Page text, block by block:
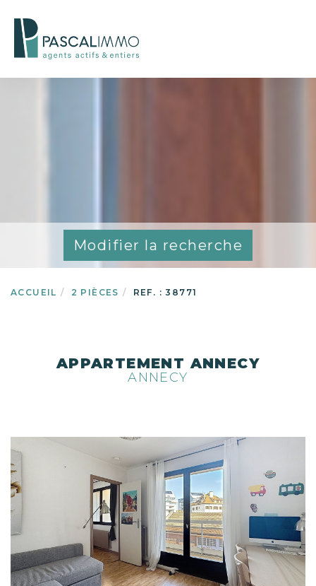
Modifier la recherche
ACCUEIL 2 PIÈCES REF. : 38771
APPARTEMENT ANNECY
ANNECY